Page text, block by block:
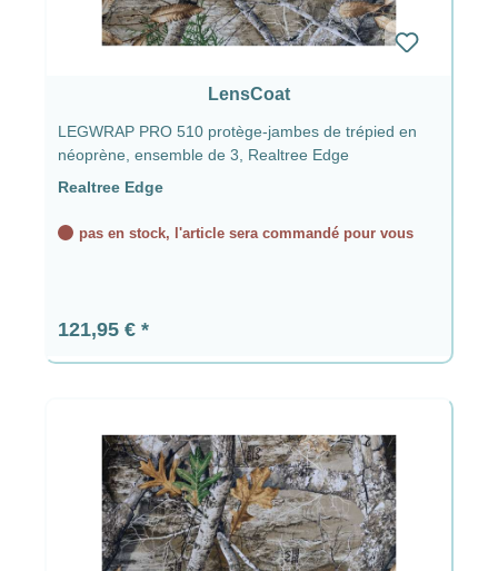
LensCoat
LEGWRAP PRO 510 protège-jambes de trépied en
néoprène, ensemble de 3, Realtree Edge
Realtree Edge
pas en stock, l'article sera commandé pour vous
Prix régulier :
121,95 €